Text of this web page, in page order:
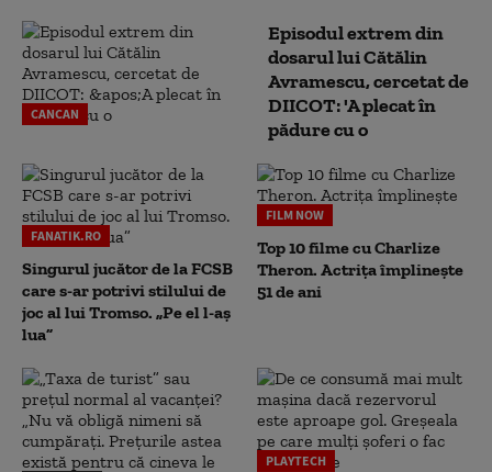
CANCAN
Episodul extrem din
dosarul lui Cătălin
Avramescu, cercetat de
DIICOT: 'A plecat în
pădure cu o
FANATIK.RO
Singurul jucător de la FCSB
care s-ar potrivi stilului de
joc al lui Tromso. „Pe el l-aș
lua”
FILM NOW
Top 10 filme cu Charlize
Theron. Actrița împlinește
51 de ani
PLAYTECH